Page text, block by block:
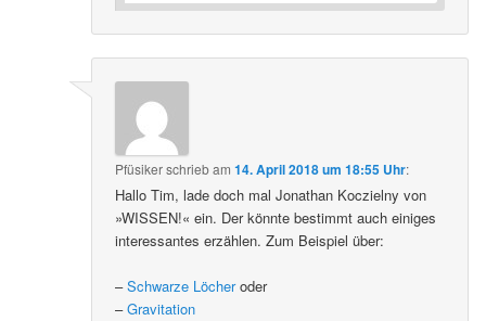
Pfüsikerschriebam14. April 2018 um 18:55 Uhr:
Hallo Tim, lade doch mal Jonathan Koczielny von
»WISSEN!« ein. Der könnte bestimmt auch einiges
interessantes erzählen. Zum Beispiel über:
–Schwarze Löcheroder
–Gravitation